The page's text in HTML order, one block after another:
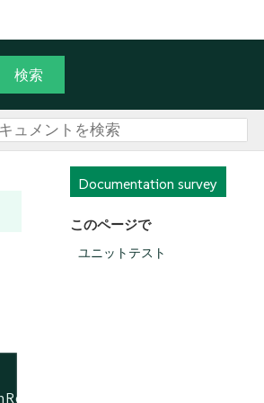
Documentation survey
このページで
ユニットテスト